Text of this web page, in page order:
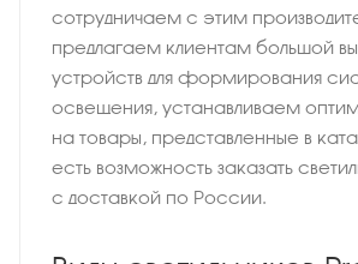
сотрудничаем с этим
предлагаем клиентам большой
устройств для формирования
освещения, устанавливаем
на товары, представленные в
есть возможность заказать
с доставкой по России.